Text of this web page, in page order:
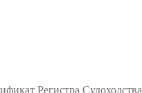
Регистра Судоходства